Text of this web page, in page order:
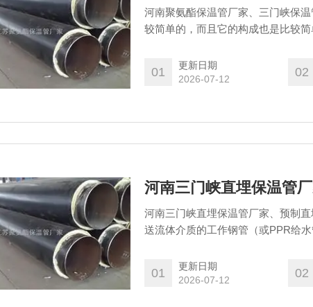
河南聚氨酯保温管厂家、三门峡保
较简单的，而且它的构成也是比较
合而成，是一种高密度聚乙烯外护
01
更新日期
2026-07-12
02
河南三门峡直埋保温管厂家、预制
送流体介质的工作钢管（或PPR给
01
更新日期
2026-07-12
02